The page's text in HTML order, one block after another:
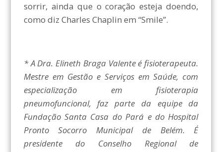
sorrir, ainda que o coração esteja doendo,
como diz Charles Chaplin em “Smile”.
* A Dra. Elineth Braga Valente é fisioterapeuta.
Mestre em Gestão e Serviços em Saúde, com
especialização em fisioterapia
pneumofuncional, faz parte da equipe da
Fundação Santa Casa do Pará e do Hospital
Pronto Socorro Municipal de Belém. É
presidente do Conselho Regional de